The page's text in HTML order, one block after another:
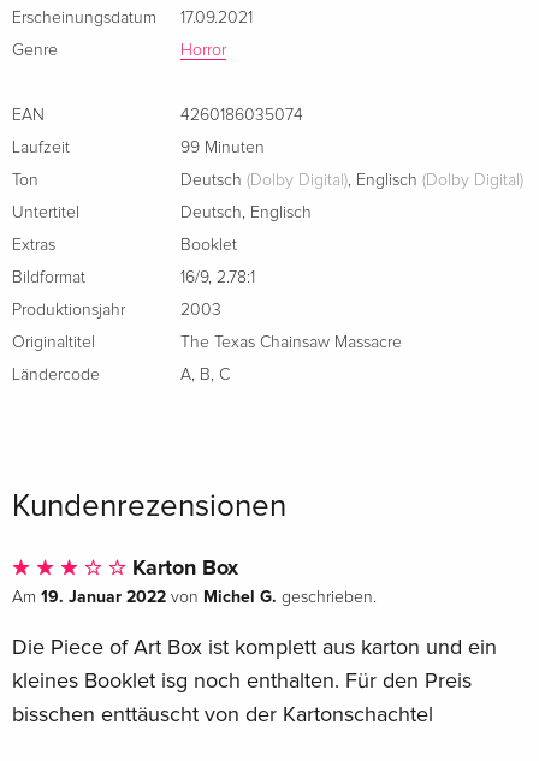
Cover E, Grosse Hartbox, Limited Edition
Deutsch
Grosse Hartbox, Cover A, Limited Edition
Deutsch
Grosse Hartbox, Cover C, Limited Edition
Limited Edition, 4K Ultra HD + Blu-ray
Französisch
Standard Edition
Italienisch
Erscheinungsdatum
17.09.2021
Genre
Horror
EAN
4260186035074
Laufzeit
99 Minuten
Ton
Deutsch (Dolby Digital), Englisch (Dolby Digital)
Untertitel
Deutsch, Englisch
Extras
Booklet
Bildformat
16/9, 2.78:1
Produktionsjahr
2003
Originaltitel
The Texas Chainsaw Massacre
Ländercode
A, B, C
Kundenrezensionen
Karton Box
Am 19. Januar 2022 von Michel G. geschrieben.
Die Piece of Art Box ist komplett aus karton und ein
kleines Booklet isg noch enthalten. Für den Preis
bisschen enttäuscht von der Kartonschachtel